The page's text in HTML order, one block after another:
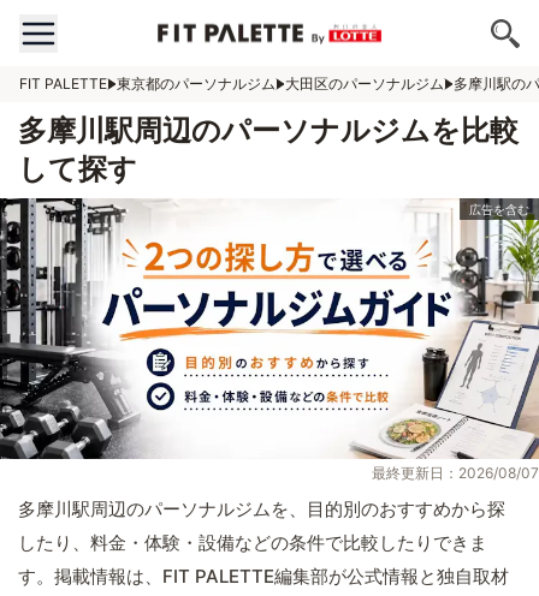
FIT PALETTE 東京都のパーソナルジム 大田区のパーソナルジム 多摩川駅の
多摩川駅周辺のパーソナルジムを比較
して探す
最終更新日：2026/08/07
多摩川駅周辺のパーソナルジムを、目的別のおすすめから探
したり、料金・体験・設備などの条件で比較したりできま
す。掲載情報は、FIT PALETTE編集部が公式情報と独自取材